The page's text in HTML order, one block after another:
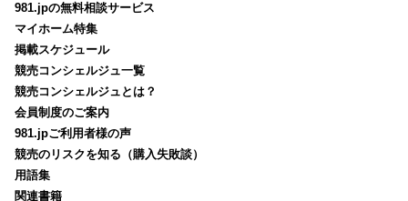
981.jpの無料相談サービス
マイホーム特集
掲載スケジュール
競売コンシェルジュ一覧
競売コンシェルジュとは？
会員制度のご案内
981.jpご利用者様の声
競売のリスクを知る（購入失敗談）
用語集
関連書籍